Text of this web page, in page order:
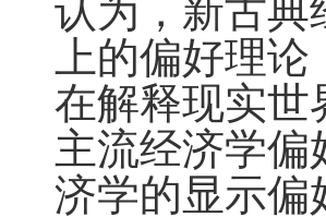
上的偏好理
在解释现实
主流经济学
济学的显示